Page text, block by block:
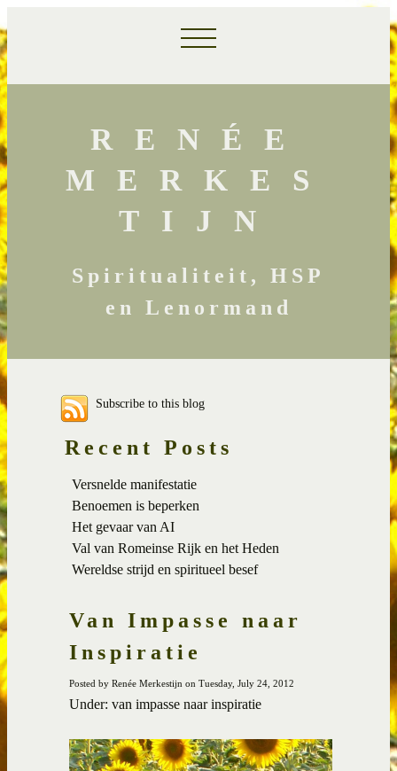
RENÉE
MERKES
TIJN
Spiritualiteit, HSP
en Lenormand
Subscribe to this blog
Recent Posts
Versnelde manifestatie
Benoemen is beperken
Het gevaar van AI
Val van Romeinse Rijk en het Heden
Wereldse strijd en spiritueel besef
Van Impasse naar
Inspiratie
Posted by Renée Merkestijn on Tuesday, July 24, 2012
Under: van impasse naar inspiratie